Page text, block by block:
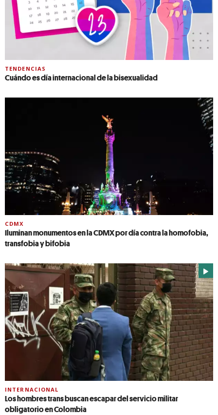
TENDENCIAS
Cuándo es día internacional de la bisexualidad
CDMX
Iluminan monumentos en la CDMX por día contra la homofobia,
transfobia y bifobia
INTERNACIONAL
Los hombres trans buscan escapar del servicio militar
obligatorio en Colombia